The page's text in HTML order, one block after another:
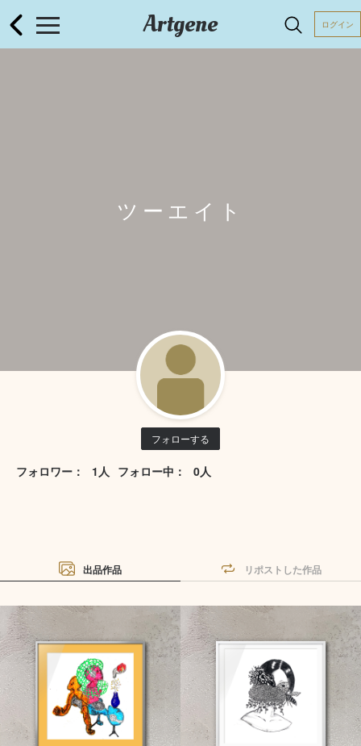
Artgene ログイン
ツーエイト
フォローする
フォロワー： 1人 フォロー中： 0人
出品作品 リポストした作品